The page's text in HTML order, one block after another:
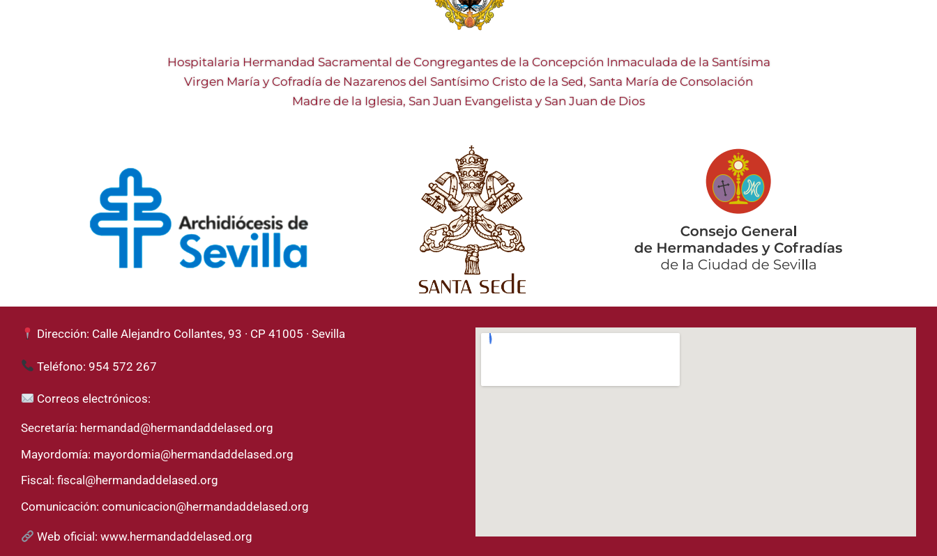
Hospitalaria Hermandad Sacramental de Congregantes de la Concepción Inmaculada de la Santísima
Virgen María y Cofradía de Nazarenos del Santísimo Cristo de la Sed, Santa María de Consolación
Madre de la Iglesia, San Juan Evangelista y San Juan de Dios
Dirección: Calle Alejandro Collantes, 93 · CP 41005 · Sevilla
Teléfono: 954 572 267
Correos electrónicos:
Secretaría: hermandad@hermandaddelased.org
Mayordomía: mayordomia@hermandaddelased.org
Fiscal: fiscal@hermandaddelased.org
Comunicación: comunicacion@hermandaddelased.org
Web oficial:www.hermandaddelased.org